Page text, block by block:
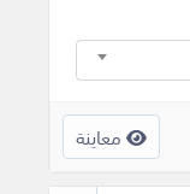
معاينة